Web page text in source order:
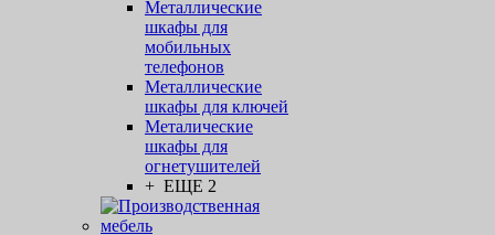
Металлические
шкафы для
мобильных
телефонов
Металлические
шкафы для ключей
Металические
шкафы для
огнетушителей
+ ЕЩЕ 2